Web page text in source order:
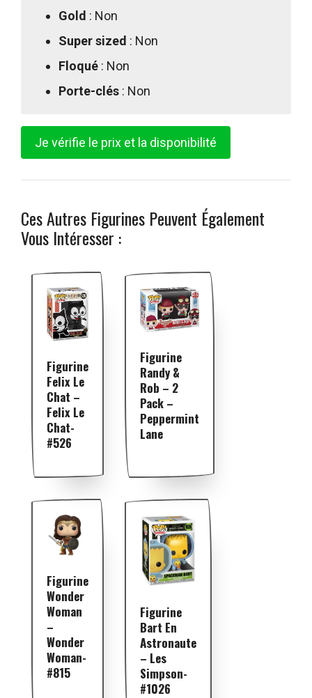
Gold : Non
Super sized : Non
Floqué : Non
Porte-clés : Non
Je vérifie le prix et la disponibilité
Ces Autres Figurines Peuvent Également
Vous Intéresser :
Figurine
Felix Le
Chat –
Felix Le
Chat-
#526
Figurine
Randy &
Rob – 2
Pack –
Peppermint
Lane
Figurine
Wonder
Woman
–
Wonder
Woman-
#815
Figurine
Bart En
Astronaute
– Les
Simpson-
#1026